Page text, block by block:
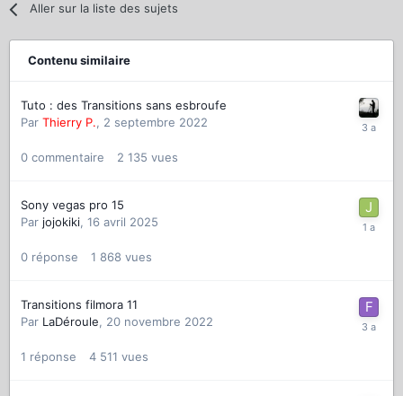
Aller sur la liste des sujets
Contenu similaire
Tuto : des Transitions sans esbroufe
Par Thierry P., 2 septembre 2022
0 commentaire 2 135 vues
Sony vegas pro 15
Par jojokiki, 16 avril 2025
0 réponse 1 868 vues
Transitions filmora 11
Par LaDéroule, 20 novembre 2022
1 réponse 4 511 vues